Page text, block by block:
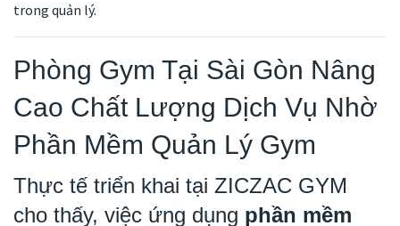
trong quản lý.
Phòng Gym Tại Sài Gòn Nâng
Cao Chất Lượng Dịch Vụ Nhờ
Phần Mềm Quản Lý Gym
Thực tế triển khai tại ZICZAC GYM
cho thấy, việc ứng dụng phần mềm